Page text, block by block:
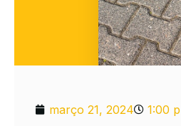
março 21, 2024 1:00